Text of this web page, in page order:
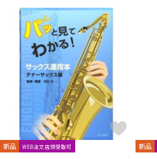
ベース
ドラム
キーボード
管楽器
新品 WEB注文店頭受取可 新品